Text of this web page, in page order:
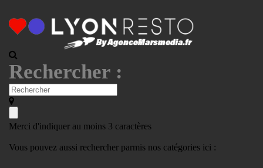
Rechercher :
Merci d'indiquer au moins 3 caractères
Vous pouvez aussi rechercher parmis nos catégories ici :